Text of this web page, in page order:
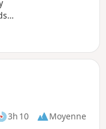
3h 10
Moyenne